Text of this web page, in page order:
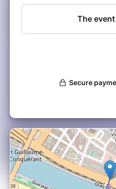
Transport en bus privé,
Honfleur et des planches
assurance, temps libres,
Come and enjoy a day
Deauvilleand discover
Normandy. A day filled
and sharing
Trip organized by
Departure:
9:00 AM